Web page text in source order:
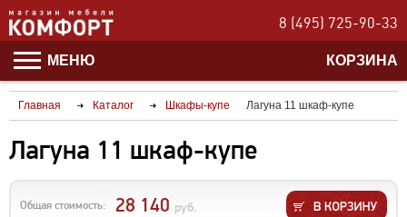
8 (495) 725-90-33
МЕНЮ КОРЗИНА
Главная Каталог Шкафы-купе Лагуна 11 шкаф-купе
Лагуна 11 шкаф-купе
Общая стоимость: 28 140 руб.